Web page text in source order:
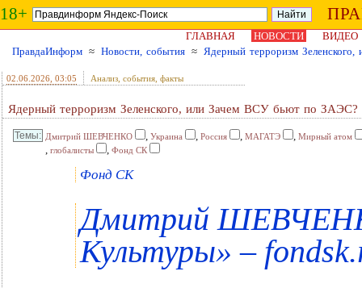
18+
ГЛАВНАЯ НОВОСТИ
ВИДЕО
ПравдаИнформ ≈ Новости, события ≈ Ядерный терроризм
02.06.2026 , 03:05 Анализ, события, факты
Ядерный терроризм Зеленского, или Зачем ВСУ бьют по ЗАЭС?
Дмитрий ШЕВЧЕНКО , Украина , Россия , МАГАТЭ , Мирный атом
, глобалисты , Фонд СК
Фонд СК
Дмитрий
Культуры» –